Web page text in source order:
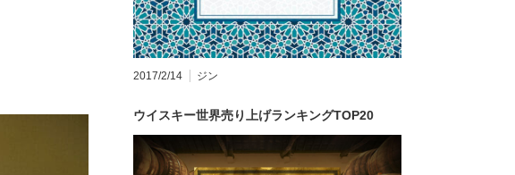
2017/2/14 ジン
ウイスキー世界売り上げランキングTOP20